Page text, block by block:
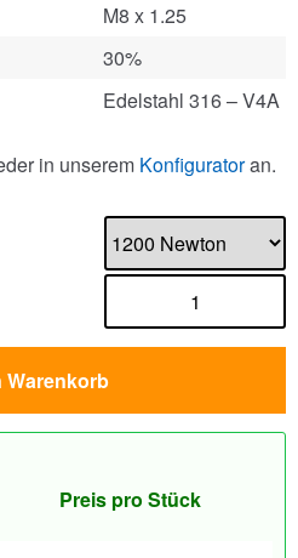
M8 x 1.25
30%
Edelstahl 316 – V4A
in unserem Konfiguratoran.
Warenkorb
Preis pro Stück